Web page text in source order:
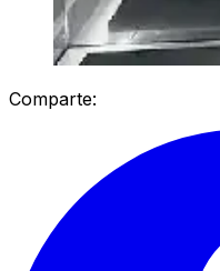
Comparte: